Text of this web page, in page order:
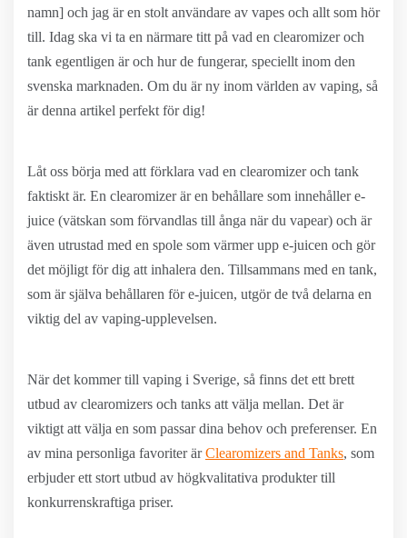
namn] och jag är en stolt användare av vapes och allt som hör
till. Idag ska vi ta en närmare titt på vad en clearomizer och
tank egentligen är och hur de fungerar, speciellt inom den
svenska marknaden. Om du är ny inom världen av vaping, så
är denna artikel perfekt för dig!
Låt oss börja med att förklara vad en clearomizer och tank
faktiskt är. En clearomizer är en behållare som innehåller e-
juice (vätskan som förvandlas till ånga när du vapear) och är
även utrustad med en spole som värmer upp e-juicen och gör
det möjligt för dig att inhalera den. Tillsammans med en tank,
som är själva behållaren för e-juicen, utgör de två delarna en
viktig del av vaping-upplevelsen.
När det kommer till vaping i Sverige, så finns det ett brett
utbud av clearomizers och tanks att välja mellan. Det är
viktigt att välja en som passar dina behov och preferenser. En
av mina personliga favoriter ärClearomizers and Tanks, som
erbjuder ett stort utbud av högkvalitativa produkter till
konkurrenskraftiga priser.